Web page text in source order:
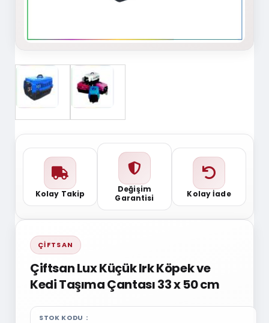
Kolay Takip
Değişim
Garantisi
Kolay İade
ÇIFTSAN
Çiftsan Lux Küçük Irk Köpek ve
Kedi Taşıma Çantası 33 x 50 cm
STOK KODU